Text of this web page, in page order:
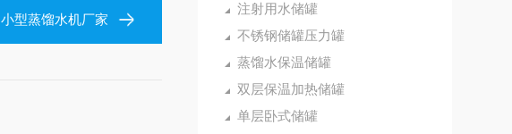
注射用水储罐
不锈钢储罐压力罐
蒸馏水保温储罐
双层保温加热储罐
单层卧式储罐
小型蒸馏水机厂家